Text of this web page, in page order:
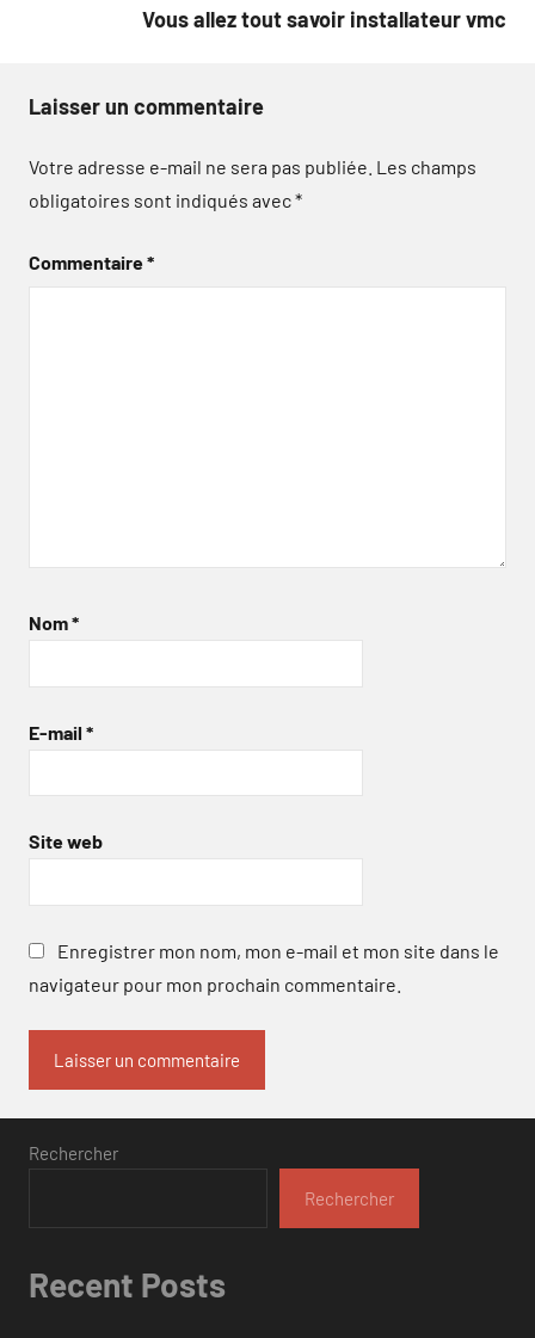
Vous allez tout savoir installateur vmc
Laisser un commentaire
Votre adresse e-mail ne sera pas publiée. Les champs
obligatoires sont indiqués avec*
Commentaire*
Nom*
E-mail *
Site web
Enregistrer mon nom, mon e-mail et mon site dans le
navigateur pour mon prochain commentaire.
Rechercher
Rechercher
Recent Posts